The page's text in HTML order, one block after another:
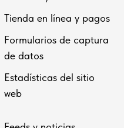
Tienda en línea y pagos
Formularios de captura
de datos
Estadísticas del sitio
web